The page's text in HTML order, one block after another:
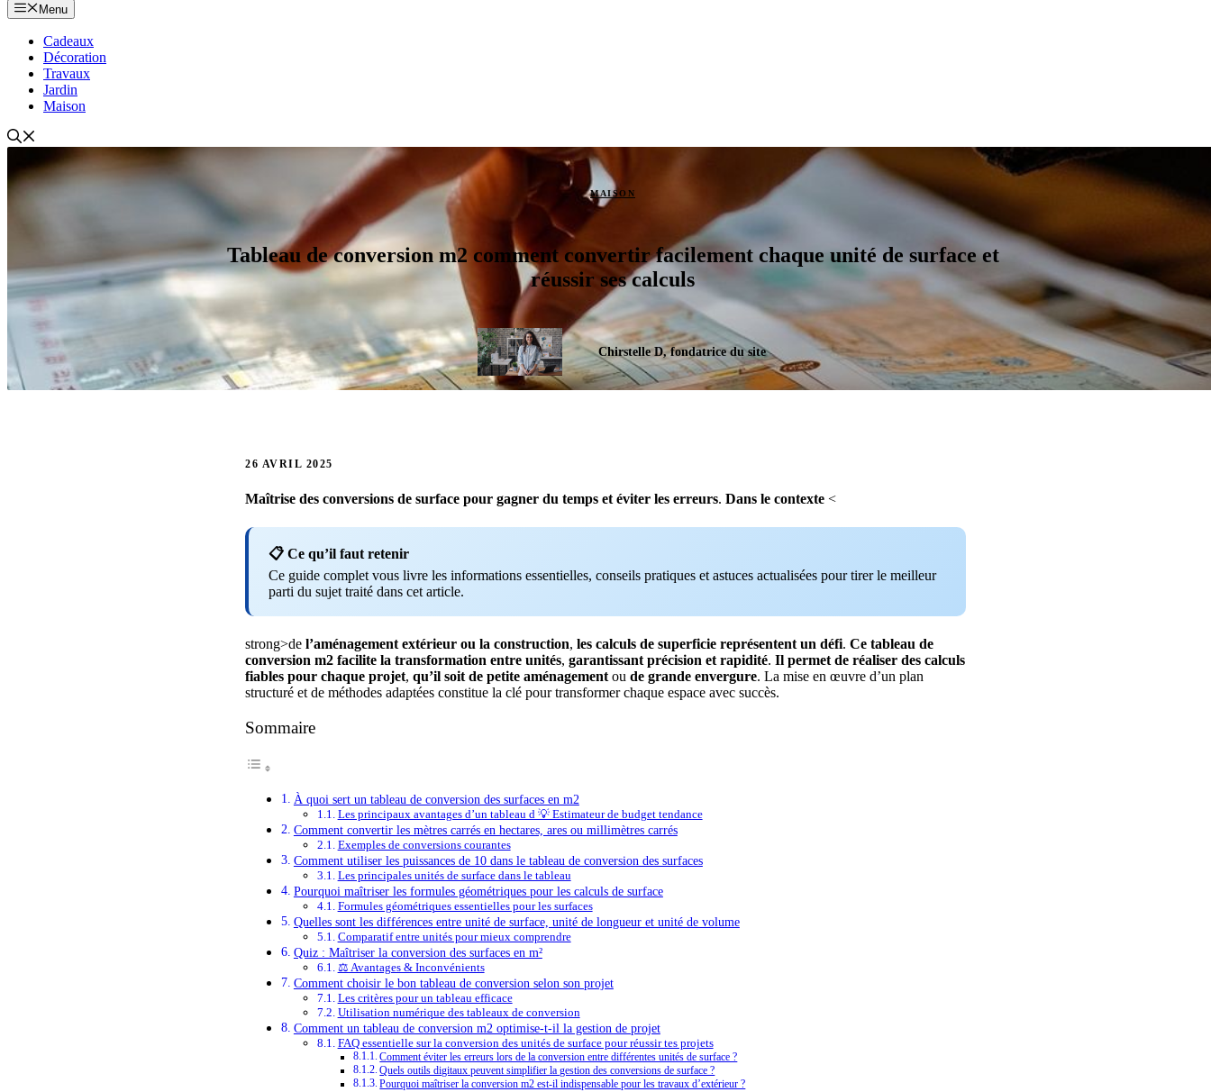
Menu
Cadeaux
Décoration
Travaux
Jardin
Maison
MAISON
Tableau de conversion m2 comment convertir facilement chaque unité de surface et
réussir ses calculs
Chirstelle D, fondatrice du site
26 AVRIL 2025
Maîtrise des conversions de surface pour gagner du temps et éviter les erreurs. Dans le contexte <
📋 Ce qu’il faut retenir
Ce guide complet vous livre les informations essentielles, conseils pratiques et astuces actualisées pour tirer le meilleur
parti du sujet traité dans cet article.
strong>de l’aménagement extérieur ou la construction, les calculs de superficie représentent un défi. Ce tableau de
conversion m2 facilite la transformation entre unités, garantissant précision et rapidité. Il permet de réaliser des calculs
fiables pour chaque projet, qu’il soit de petite aménagement ou de grande envergure. La mise en œuvre d’un plan
structuré et de méthodes adaptées constitue la clé pour transformer chaque espace avec succès.
Sommaire
À quoi sert un tableau de conversion des surfaces en m2
Les principaux avantages d’un tableau d 💡 Estimateur de budget tendance
Comment convertir les mètres carrés en hectares, ares ou millimètres carrés
Exemples de conversions courantes
Comment utiliser les puissances de 10 dans le tableau de conversion des surfaces
Les principales unités de surface dans le tableau
Pourquoi maîtriser les formules géométriques pour les calculs de surface
Formules géométriques essentielles pour les surfaces
Quelles sont les différences entre unité de surface, unité de longueur et unité de volume
Comparatif entre unités pour mieux comprendre
Quiz : Maîtriser la conversion des surfaces en m²
⚖️ Avantages & Inconvénients
Comment choisir le bon tableau de conversion selon son projet
Les critères pour un tableau efficace
Utilisation numérique des tableaux de conversion
Comment un tableau de conversion m2 optimise-t-il la gestion de projet
FAQ essentielle sur la conversion des unités de surface pour réussir tes projets
Comment éviter les erreurs lors de la conversion entre différentes unités de surface ?
Quels outils digitaux peuvent simplifier la gestion des conversions de surface ?
Pourquoi maîtriser la conversion m2 est-il indispensable pour les travaux d’extérieur ?